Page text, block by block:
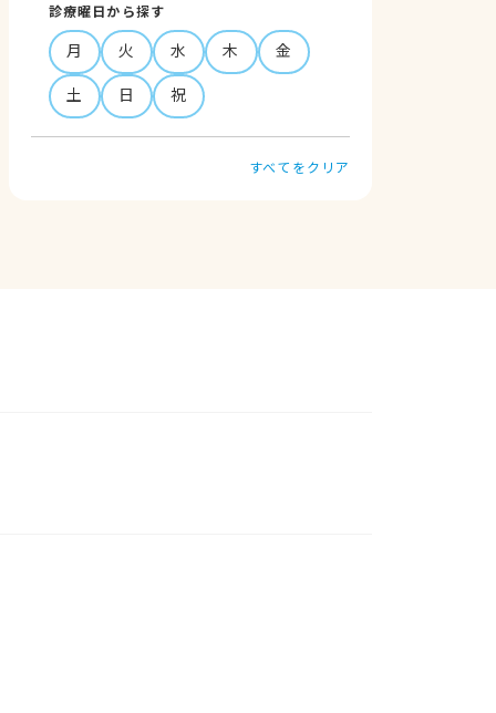
診療曜日から探す
月 火 水 木
金
土
日 祝
すべてをクリア